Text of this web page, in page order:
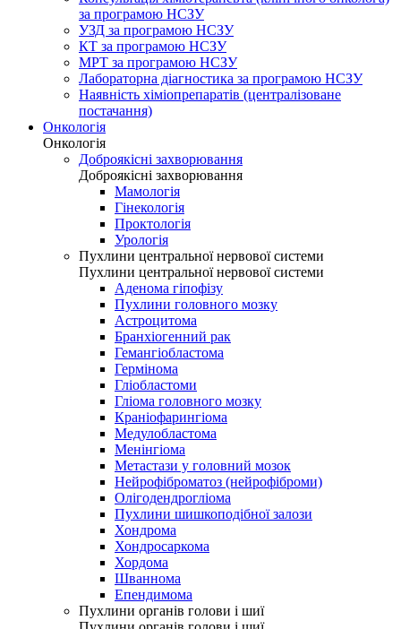
за програмою НСЗУ
УЗД за програмою НСЗУ
КТ за програмою НСЗУ
МРТ за програмою НСЗУ
Лабораторна діагностика за програмою НСЗУ
Наявність хіміопрепаратів (централізоване
постачання)
Онкологія
Онкологія
Доброякісні захворювання
Доброякісні захворювання
Мамологія
Гінекологія
Проктологія
Урологія
Пухлини центральної нервової системи
Пухлини центральної нервової системи
Аденома гіпофізу
Пухлини головного мозку
Астроцитома
Бранхіогенний рак
Гемангіобластома
Гермінома
Гліобластоми
Гліома головного мозку
Краніофарингіома
Медулобластома
Менінгіома
Метастази у головний мозок
Нейрофіброматоз (нейрофіброми)
Олігодендрогліома
Пухлини шишкоподібної залози
Хондрома
Хондросаркома
Хордома
Шваннома
Епендимома
Пухлини органів голови і шиї